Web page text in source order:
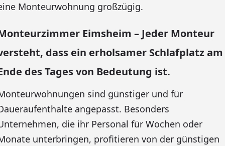
Monteurwohnung großzügig.
Eimsheim – Jeder Monteur
dass ein erholsamer Schlafplatz am
des Tages von Bedeutung ist.
sind günstiger und für
angepasst. Besonders
die ihr Personal für Wochen oder
unterbringen, profitieren von der günstigen